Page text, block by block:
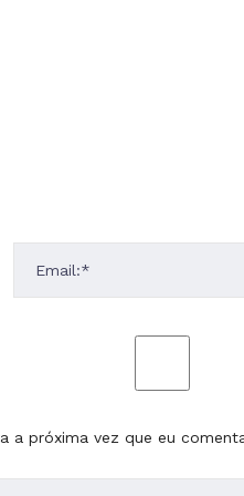
a próxima vez que eu